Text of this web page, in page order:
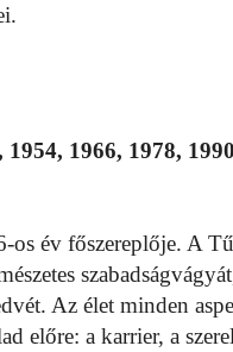
1954, 1966, 1978,
os év főszereplője. A
Az élet minden
előre: a karrier, a